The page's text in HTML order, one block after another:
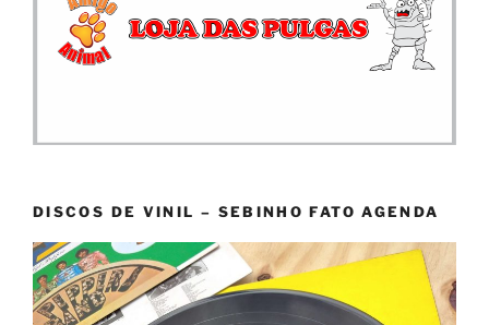
DISCOS DE VINIL – SEBINHO FATO AGENDA